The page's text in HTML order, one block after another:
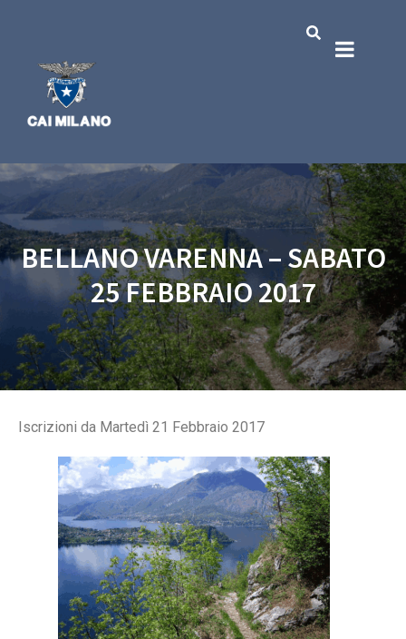
BELLANO VARENNA – SABATO
25 FEBBRAIO 2017
Iscrizioni da Martedì 21 Febbraio 2017